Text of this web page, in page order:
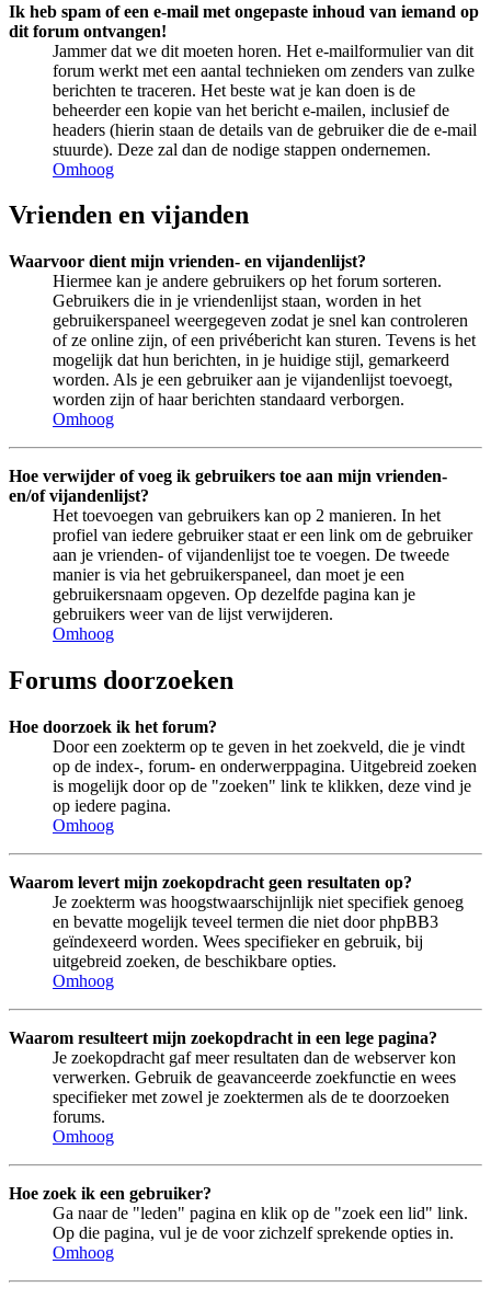
Ik heb spam of een e-mail met ongepaste inhoud van iemand op
dit forum ontvangen!
Jammer dat we dit moeten horen. Het e-mailformulier van dit
forum werkt met een aantal technieken om zenders van zulke
berichten te traceren. Het beste wat je kan doen is de
beheerder een kopie van het bericht e-mailen, inclusief de
headers (hierin staan de details van de gebruiker die de e-mail
stuurde). Deze zal dan de nodige stappen ondernemen.
Omhoog
Vrienden en vijanden
Waarvoor dient mijn vrienden- en vijandenlijst?
Hiermee kan je andere gebruikers op het forum sorteren.
Gebruikers die in je vriendenlijst staan, worden in het
gebruikerspaneel weergegeven zodat je snel kan controleren
of ze online zijn, of een privébericht kan sturen. Tevens is het
mogelijk dat hun berichten, in je huidige stijl, gemarkeerd
worden. Als je een gebruiker aan je vijandenlijst toevoegt,
worden zijn of haar berichten standaard verborgen.
Omhoog
Hoe verwijder of voeg ik gebruikers toe aan mijn vrienden-
en/of vijandenlijst?
Het toevoegen van gebruikers kan op 2 manieren. In het
profiel van iedere gebruiker staat er een link om de gebruiker
aan je vrienden- of vijandenlijst toe te voegen. De tweede
manier is via het gebruikerspaneel, dan moet je een
gebruikersnaam opgeven. Op dezelfde pagina kan je
gebruikers weer van de lijst verwijderen.
Omhoog
Forums doorzoeken
Hoe doorzoek ik het forum?
Door een zoekterm op te geven in het zoekveld, die je vindt
op de index-, forum- en onderwerppagina. Uitgebreid zoeken
is mogelijk door op de "zoeken" link te klikken, deze vind je
op iedere pagina.
Omhoog
Waarom levert mijn zoekopdracht geen resultaten op?
Je zoekterm was hoogstwaarschijnlijk niet specifiek genoeg
en bevatte mogelijk teveel termen die niet door phpBB3
geïndexeerd worden. Wees specifieker en gebruik, bij
uitgebreid zoeken, de beschikbare opties.
Omhoog
Waarom resulteert mijn zoekopdracht in een lege pagina?
Je zoekopdracht gaf meer resultaten dan de webserver kon
verwerken. Gebruik de geavanceerde zoekfunctie en wees
specifieker met zowel je zoektermen als de te doorzoeken
forums.
Omhoog
Hoe zoek ik een gebruiker?
Ga naar de "leden" pagina en klik op de "zoek een lid" link.
Op die pagina, vul je de voor zichzelf sprekende opties in.
Omhoog